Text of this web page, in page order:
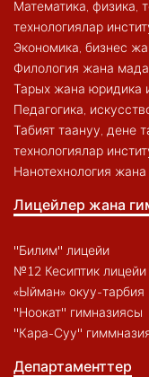
Математика, физика,
технологиялар
Экономика, бизнес
Филология жана
Тарых жана юридика
Педагогика,
Табият таануу, дене
технологиялар
Нанотехнология
Лицейлер жана
"Билим" лицейи
№12 Кесиптик лицейи
«Ыйман» окуу-тарбия
"Ноокат" гимназиясы
"Кара-Суу"
Департаменттер